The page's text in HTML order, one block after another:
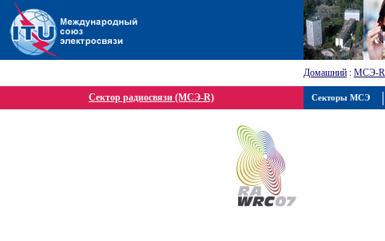
Домашний : МСЭ-R
Сектор радиосвязи (МСЭ-R) Секторы МСЭ